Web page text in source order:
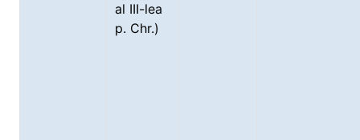
al III-lea
p. Chr.)